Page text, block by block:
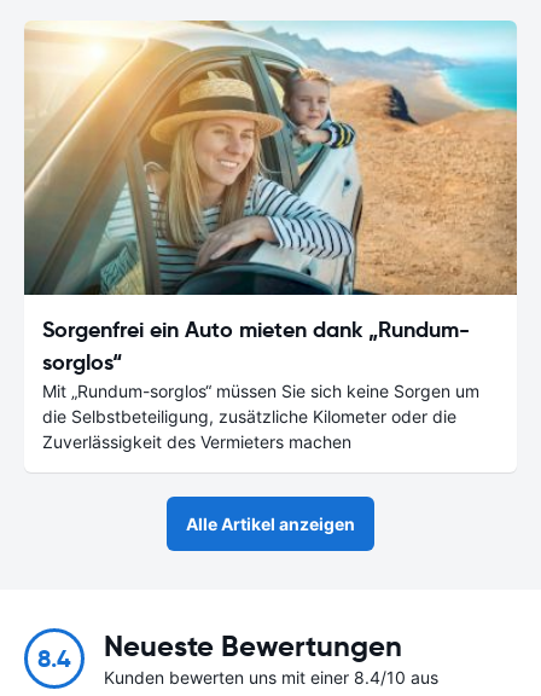
Sorgenfrei ein Auto mieten dank „Rundum-
sorglos“
Mit „Rundum-sorglos“ müssen Sie sich keine Sorgen um
die Selbstbeteiligung, zusätzliche Kilometer oder die
Zuverlässigkeit des Vermieters machen
Alle Artikel anzeigen
8.4 Neueste Bewertungen
Kunden bewerten uns mit einer 8.4/10 aus